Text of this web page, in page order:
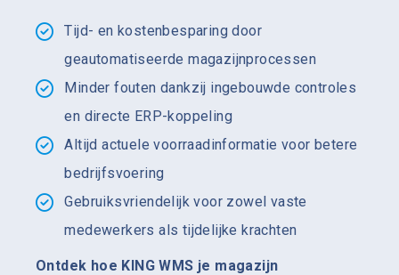
Tijd- en kostenbesparing door
geautomatiseerdemagazijnprocessen
Minder fouten dankzij ingebouwde controles
en directe ERP-koppeling
Altijd actuele voorraadinformatie voor betere
bedrijfsvoering
Gebruiksvriendelijk voor zowel vaste
medewerkers als tijdelijke krachten
Ontdek hoe KING WMS je magazijn